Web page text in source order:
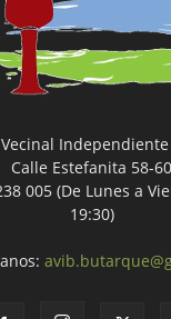
Calle Estefanita 58-60
005 (De Lunes a
19:30)